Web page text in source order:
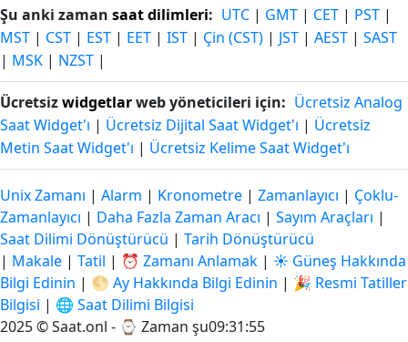
Şu anki zaman saat dilimleri: UTC | GMT | CET | PST |
MST | CST | EST | EET | IST | Çin (CST) | JST | AEST | SAST
| MSK | NZST |
Ücretsizwidgetlarweb yöneticileri için: Ücretsiz Analog
Saat Widget'ı | Ücretsiz Dijital Saat Widget'ı | Ücretsiz
Metin Saat Widget'ı | Ücretsiz Kelime Saat Widget'ı
Unix Zamanı | Alarm | Kronometre | Zamanlayıcı | Çoklu-
Zamanlayıcı | Daha Fazla Zaman Aracı | Sayım Araçları |
Saat Dilimi Dönüştürücü | Tarih Dönüştürücü
| Makale | Tatil | ⏰ Zamanı Anlamak | ☀️ Güneş Hakkında
Bilgi Edinin | 🌕 Ay Hakkında Bilgi Edinin | 🎉 Resmi Tatiller
Bilgisi | 🌐 Saat Dilimi Bilgisi
2025 © Saat.onl - ⌚ Zaman şu09:31:55